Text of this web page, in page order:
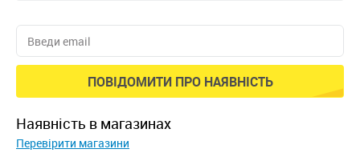
ПОВІДОМИТИ ПРО НАЯВНІСТЬ
наявність в магазинах
Перевірити магазини